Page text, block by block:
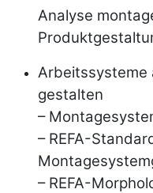
Analyse
Arbeitssysteme
gestalten
–
– REFA-
– REFA-